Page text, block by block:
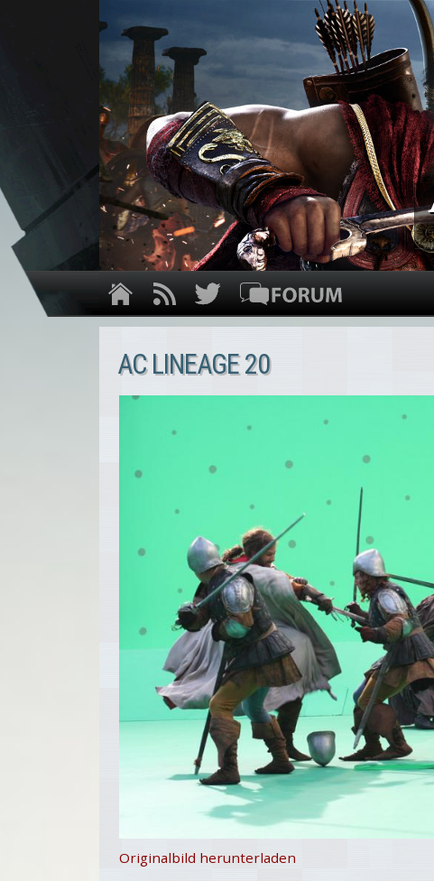
AC LINEAGE 20
Originalbild herunterladen